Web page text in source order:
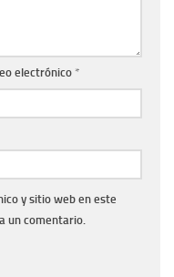
electrónico *
y sitio web en este
un comentario.